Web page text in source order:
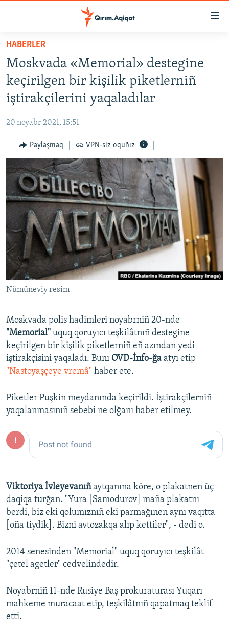
Esas
qaytmaq
Baş
navigatsiyağa
qaytmaq
Qıdıruvğa
qaytmaq
HABERLER
İQTİSADİYAT
MEDENİYET
İNSAN AQLARI
VİDEO
SÜRET
BLOGLAR
FİKİR
Русский
Українською
QOŞULIÑIZ!
RFE/RS bütün saytları
HABERLER
Moskvada «Memorial» destegine
keçirilgen bir kişilik piketlerniñ
iştirakçilerini yaqaladılar
20 noyabr 2021, 15:51
Paylaşmaq VPN-siz oquñız
Nümüneviy resim
Moskvada polis hadimleri noyabrniñ 20-nde
"Memorial" uquq qoruyıcı teşkilâtnıñ destegine
keçirilgen bir kişilik piketlerniñ eñ azından yedi
iştirakçisini yaqaladı. Bunı OVD-İnfo-ğa atyı etip
"Nastoyaşçeye vremâ" haber ete.
Piketler Puşkin meydanında keçirildi. İştirakçilerniñ
yaqalanmasınıñ sebebi ne olğanı haber etilmey.
Viktoriya İvleyevanıñaytqanına köre, o plakatnen üç
daqiqa turğan. "Yura [Samodurov] maña plakatnı
berdi, biz eki qolumıznıñ eki parmağınen aynı vaqıtta
[oña tiydik]. Bizni avtozakqa alıp kettiler", - dedi o.
2014 senesinden "Memorial" uquq qoruyıcı teşkilât
"çetel agetler" cedvelindedir.
Noyabrniñ 11-nde Rusiye Baş prokuraturası Yuqarı
mahkeme muracaat etip, teşkilâtnıñ qapatmaq teklif
etti.